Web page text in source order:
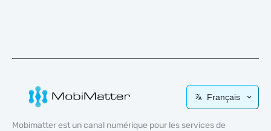
Français
Mobimatter est un canal numérique pour les services de